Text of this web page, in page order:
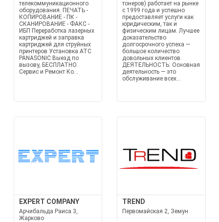
телекоммуникационного
оборудования. ПЕЧАТЬ -
КОПИРОВАНИЕ - ПК -
СКАНИРОВАНИЕ - ФАКС -
ИБП Переработка лазерных
картриджей и заправка
картриджей для струйных
принтеров Установка АТС
PANASONIC Выезд по
вызову, БЕСПЛАТНО.
Сервис и Ремонт Ко...
тонеров) работает на рынке
с 1999 года и успешно
предоставляет услуги как
юридическим, так и
физическим лицам. Лучшее
доказательство
долгосрочного успеха —
большое количество
довольных клиентов.
ДЕЯТЕЛЬНОСТЬ: Основная
деятельность — это
обслуживание всех...
EXPERT COMPANY
Арчибальда Раиса 3,
Жарково
TREND
Первомайская 2, Земун